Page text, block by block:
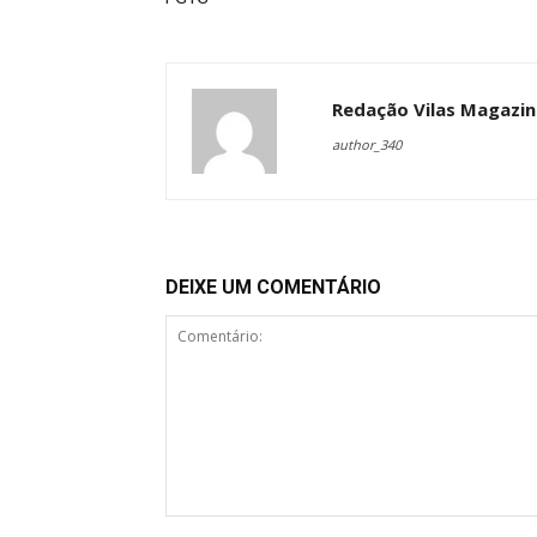
Redação Vilas
author_340
DEIXE UM COMENTÁRIO